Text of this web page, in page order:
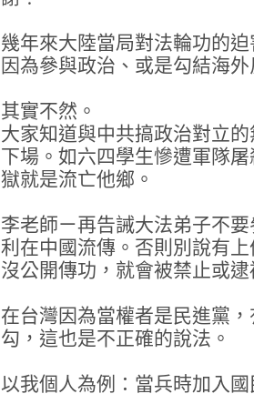
幾年來大陸當局對法輪功的
因為參與政治、或是勾結海
其實不然。
大家知道與中共搞政治對立
下場。如六四學生慘遭軍隊
獄就是流亡他鄉。
李老師ㄧ再告誡大法弟子不
利在中國流傳。否則別說有
沒公開傳功，就會被禁止或
在台灣因為當權者是民進黨
勾，這也是不正確的說法。
以我個人為例：當兵時加入